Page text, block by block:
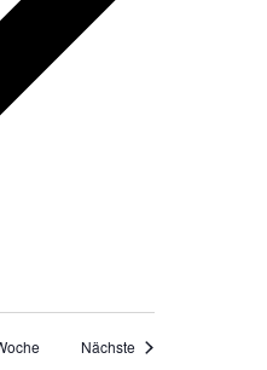
Nächste